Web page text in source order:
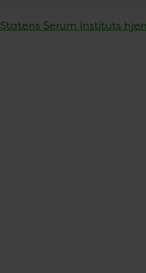
Statens Serum Instituts